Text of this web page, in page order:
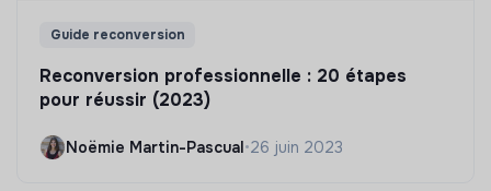
Guide reconversion
Reconversion professionnelle : 20 étapes
pour réussir (2023)
Noëmie Martin-Pascual•26 juin 2023